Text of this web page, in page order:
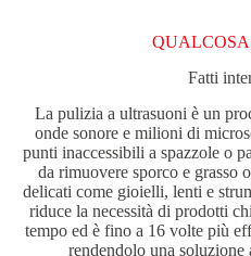
Fatti
La pulizia a ultrasuoni è un
onde sonore e milioni di
punti inaccessibili a spazzole o
da rimuovere sporco e grasso
delicati come gioielli, lenti e
riduce la necessità di prodotti
tempo ed è fino a 16 volte più
rendendolo una